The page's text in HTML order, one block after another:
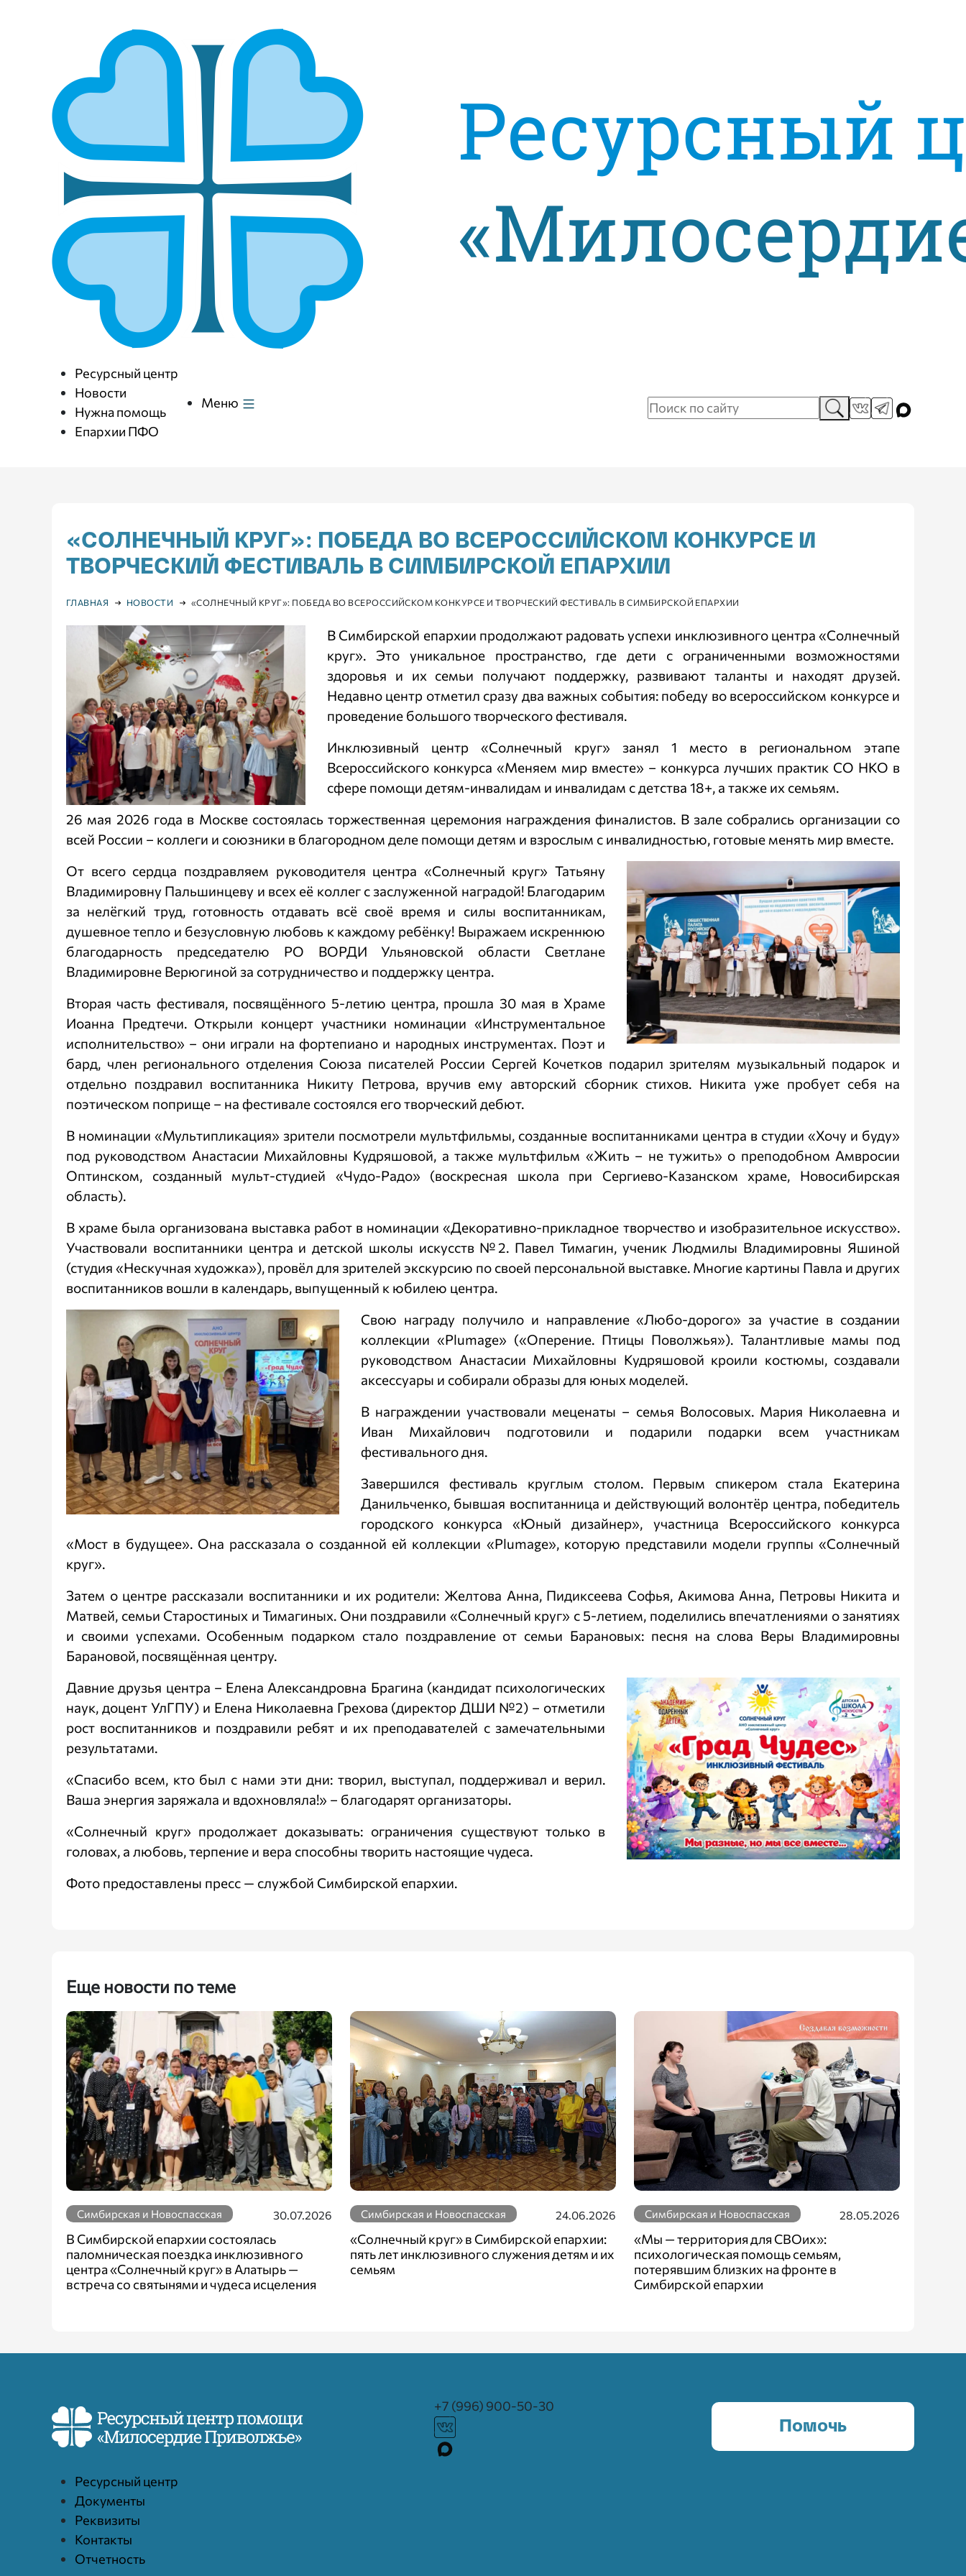
Ресурсный центр
Новости
Нужна помощь
Епархии ПФО
Меню
«СОЛНЕЧНЫЙ КРУГ»: ПОБЕДА ВО ВСЕРОССИЙСКОМ КОНКУРСЕ И
ТВОРЧЕСКИЙ ФЕСТИВАЛЬ В СИМБИРСКОЙ ЕПАРХИИ
ГЛАВНАЯ НОВОСТИ «СОЛНЕЧНЫЙ КРУГ»: ПОБЕДА ВО ВСЕРОССИЙСКОМ КОНКУРСЕ И ТВОРЧЕСКИЙ ФЕСТИВАЛЬ В СИМБИРСКОЙ ЕПАРХИИ
В Симбирской епархии продолжают радовать успехи инклюзивного центра «Солнечный
круг». Это уникальное пространство, где дети с ограниченными возможностями
здоровья и их семьи получают поддержку, развивают таланты и находят друзей.
Недавно центр отметил сразу два важных события: победу во всероссийском конкурсе и
проведение большого творческого фестиваля.
Инклюзивный центр «Солнечный круг» занял 1 место в региональном этапе
Всероссийского конкурса «Меняем мир вместе» – конкурса лучших практик СО НКО в
сфере помощи детям-инвалидам и инвалидам с детства 18+, а также их семьям.
26 мая 2026 года в Москве состоялась торжественная церемония награждения финалистов. В зале собрались организации со
всей России – коллеги и союзники в благородном деле помощи детям и взрослым с инвалидностью, готовые менять мир вместе.
От всего сердца поздравляем руководителя центра «Солнечный круг» Татьяну
Владимировну Пальшинцеву и всех её коллег с заслуженной наградой! Благодарим
за нелёгкий труд, готовность отдавать всё своё время и силы воспитанникам,
душевное тепло и безусловную любовь к каждому ребёнку! Выражаем искреннюю
благодарность председателю РО ВОРДИ Ульяновской области Светлане
Владимировне Верюгиной за сотрудничество и поддержку центра.
Вторая часть фестиваля, посвящённого 5-летию центра, прошла 30 мая в Храме
Иоанна Предтечи. Открыли концерт участники номинации «Инструментальное
исполнительство» – они играли на фортепиано и народных инструментах. Поэт и
бард, член регионального отделения Союза писателей России Сергей Кочетков подарил зрителям музыкальный подарок и
отдельно поздравил воспитанника Никиту Петрова, вручив ему авторский сборник стихов. Никита уже пробует себя на
поэтическом поприще – на фестивале состоялся его творческий дебют.
В номинации «Мультипликация» зрители посмотрели мультфильмы, созданные воспитанниками центра в студии «Хочу и буду»
под руководством Анастасии Михайловны Кудряшовой, а также мультфильм «Жить – не тужить» о преподобном Амвросии
Оптинском, созданный мульт-студией «Чудо-Радо» (воскресная школа при Сергиево-Казанском храме, Новосибирская
область).
В храме была организована выставка работ в номинации «Декоративно-прикладное творчество и изобразительное искусство».
Участвовали воспитанники центра и детской школы искусств №2. Павел Тимагин, ученик Людмилы Владимировны Яшиной
(студия «Нескучная художка»), провёл для зрителей экскурсию по своей персональной выставке. Многие картины Павла и других
воспитанников вошли в календарь, выпущенный к юбилею центра.
Свою награду получило и направление «Любо-дорого» за участие в создании
коллекции «Plumage» («Оперение. Птицы Поволжья»). Талантливые мамы под
руководством Анастасии Михайловны Кудряшовой кроили костюмы, создавали
аксессуары и собирали образы для юных моделей.
В награждении участвовали меценаты – семья Волосовых. Мария Николаевна и
Иван Михайлович подготовили и подарили подарки всем участникам
фестивального дня.
Завершился фестиваль круглым столом. Первым спикером стала Екатерина
Данильченко, бывшая воспитанница и действующий волонтёр центра, победитель
городского конкурса «Юный дизайнер», участница Всероссийского конкурса
«Мост в будущее». Она рассказала о созданной ей коллекции «Plumage», которую представили модели группы «Солнечный
круг».
Затем о центре рассказали воспитанники и их родители: Желтова Анна, Пидиксеева Софья, Акимова Анна, Петровы Никита и
Матвей, семьи Старостиных и Тимагиных. Они поздравили «Солнечный круг» с 5-летием, поделились впечатлениями о занятиях
и своими успехами. Особенным подарком стало поздравление от семьи Барановых: песня на слова Веры Владимировны
Барановой, посвящённая центру.
Давние друзья центра – Елена Александровна Брагина (кандидат психологических
наук, доцент УлГПУ) и Елена Николаевна Грехова (директор ДШИ №2) – отметили
рост воспитанников и поздравили ребят и их преподавателей с замечательными
результатами.
«Спасибо всем, кто был с нами эти дни: творил, выступал, поддерживал и верил.
Ваша энергия заряжала и вдохновляла!» – благодарят организаторы.
«Солнечный круг» продолжает доказывать: ограничения существуют только в
головах, а любовь, терпение и вера способны творить настоящие чудеса.
Фото предоставлены пресс — службой Симбирской епархии.
Еще новости по теме
Симбирская и Новоспасская 30.07.2026
В Симбирской епархии состоялась
паломническая поездка инклюзивного
центра «Солнечный круг» в Алатырь —
встреча со святынями и чудеса исцеления
Симбирская и Новоспасская 24.06.2026
«Солнечный круг» в Симбирской епархии:
пять лет инклюзивного служения детям и их
семьям
Симбирская и Новоспасская 28.05.2026
«Мы — территория для СВОих»:
психологическая помощь семьям,
потерявшим близких на фронте в
Симбирской епархии
+7 (996) 900-50-30
Помочь
Ресурcный центр
Документы
Реквизиты
Контакты
Отчетность